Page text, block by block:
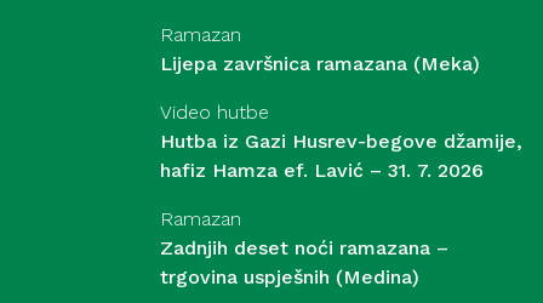
Ramazan
Lijepa završnica ramazana (Meka)
Video hutbe
Hutba iz Gazi Husrev-begove džamije,
hafiz Hamza ef. Lavić – 31. 7. 2026
Ramazan
Zadnjih deset noći ramazana –
trgovina uspješnih (Medina)